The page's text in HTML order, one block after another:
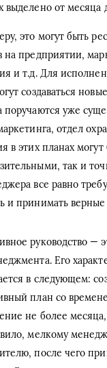
выделено от месяца
это могут быть
на предприятии,
и т.д. Для
создаваться
поручаются уже
отдел
в этих планах могут
так и
все равно
и принимать
руководство —
Его
в следующем:
план со
не более месяца,
мелкому
после чего